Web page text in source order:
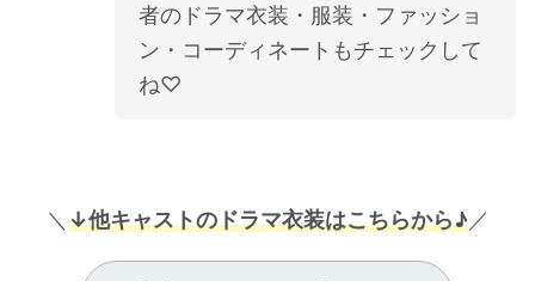
者のドラマ衣装・服装・ファッショ
ン・コーディネートもチェックして
ね♡
＼ ↓他キャストのドラマ衣装はこちらから♪／